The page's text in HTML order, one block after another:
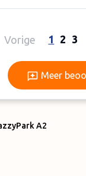
Vorige 1 2 3
Meer
A2